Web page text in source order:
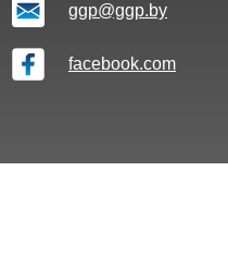
ggp@ggp.by
facebook.com